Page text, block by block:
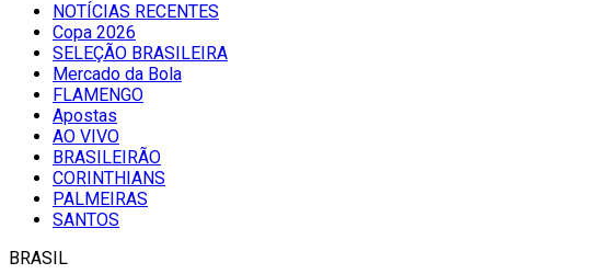
NOTÍCIAS RECENTES
Copa 2026
SELEÇÃO BRASILEIRA
Mercado da Bola
FLAMENGO
Apostas
AO VIVO
BRASILEIRÃO
CORINTHIANS
PALMEIRAS
SANTOS
BRASIL